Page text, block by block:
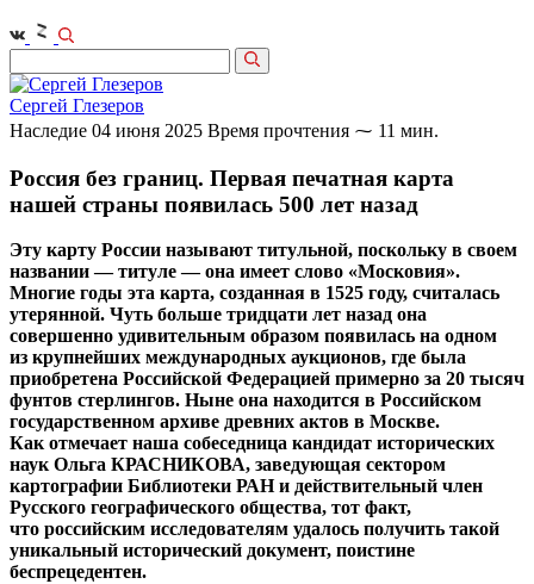
Сергей Глезеров
Наследие 04 июня 2025 Время прочтения ⁓ 11 мин.
Россия без границ. Первая печатная карта
нашей страны появилась 500 лет назад
Эту карту России называют титульной, поскольку в своем
названии — титуле — она имеет слово «Московия».
Многие годы эта карта, созданная в 1525 году, считалась
утерянной. Чуть больше тридцати лет назад она
совершенно удивительным образом появилась на одном
из крупнейших международных аукционов, где была
приобретена Российской Федерацией примерно за 20 тысяч
фунтов стерлингов. Ныне она находится в Российском
государственном архиве древних актов в Москве.
Как отмечает наша собеседница кандидат исторических
наук Ольга КРАСНИКОВА, заведующая сектором
картографии Библиотеки РАН и действительный член
Русского географического общества, тот факт,
что российским исследователям удалось получить такой
уникальный исторический документ, поистине
беспрецедентен.